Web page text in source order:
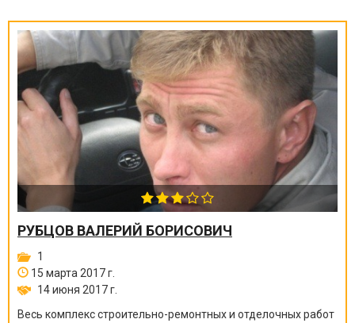
РУБЦОВ ВАЛЕРИЙ БОРИСОВИЧ
1
15 марта 2017 г.
14 июня 2017 г.
Весь комплекс строительно-ремонтных и отделочных работ